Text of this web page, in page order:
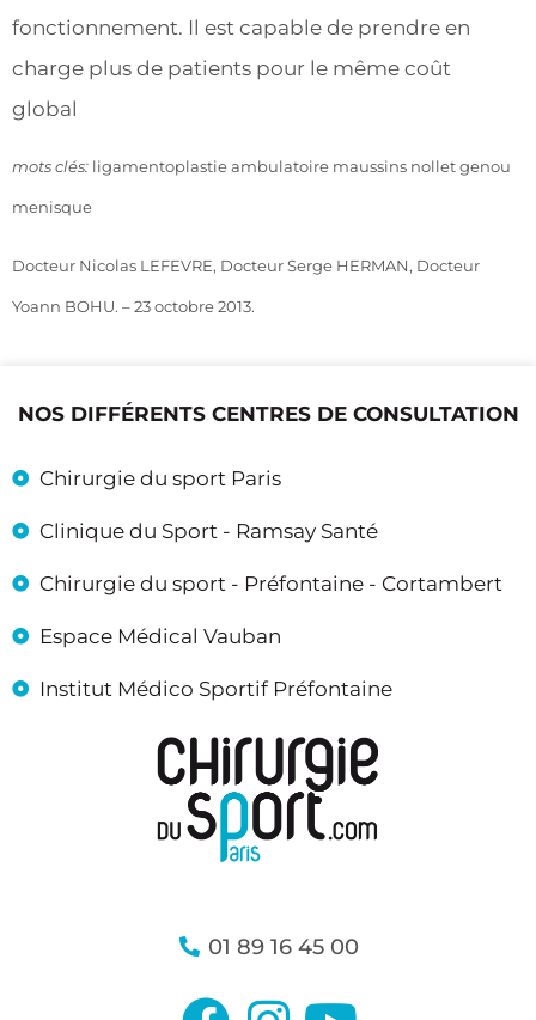
fonctionnement. Il est capable de prendre en
charge plus de patients pour le même coût
global
mots clés: ligamentoplastie ambulatoire maussins nollet genou
menisque
Docteur Nicolas LEFEVRE, Docteur Serge HERMAN, Docteur
Yoann BOHU. – 23 octobre 2013.
NOS DIFFÉRENTS CENTRES DE CONSULTATION
Chirurgie du sport Paris
Clinique du Sport - Ramsay Santé
Chirurgie du sport - Préfontaine - Cortambert
Espace Médical Vauban
Institut Médico Sportif Préfontaine
01 89 16 45 00